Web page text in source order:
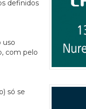
definidos
uso
com pelo
só se